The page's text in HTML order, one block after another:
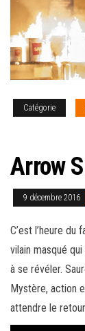
Catégorie
Arrow
9 décembre 2016
C’est l’heure
vilain masqué
à se révéler.
Mystère, action
attendre le